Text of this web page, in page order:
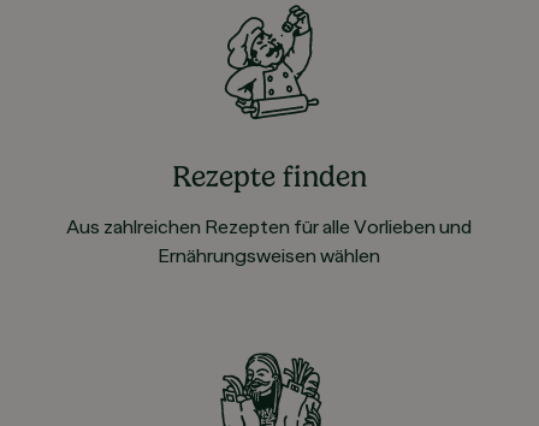
Rezepte finden
Aus zahlreichen Rezepten für alle Vorlieben und
Ernährungsweisen wählen